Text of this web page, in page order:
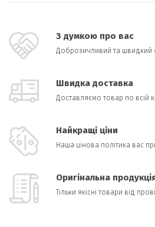
З думкою про вас
Доброзичливий та швидкий
Швидка доставка
Доставляємо товар по всій
Найкращі ціни
Наша цінова політика вас
Оригінальна
Тільки якісні товари від